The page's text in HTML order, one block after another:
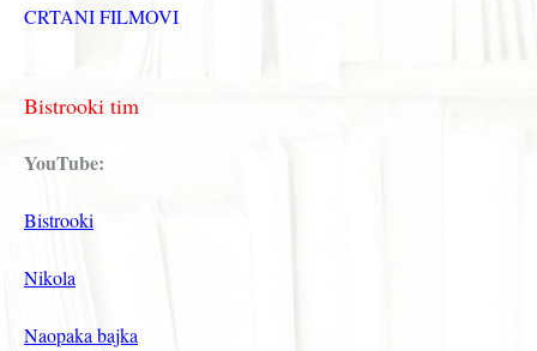
CRTANI FILMOVI
Bistrooki tim
YouTube:
Bistrooki
Nikola
Naopaka bajka